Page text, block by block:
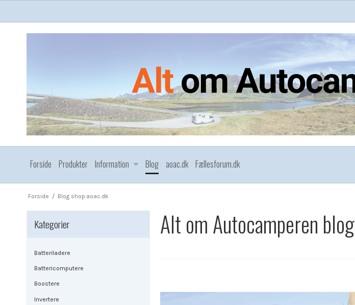
Forside Produkter Information Blog aoac.dk Fællesforum.dk
Forside / Blog shop.aoac.dk
Kategorier
Batteriladere
Battericomputere
Boostere
Invertere
Alt om Autocamperen blog